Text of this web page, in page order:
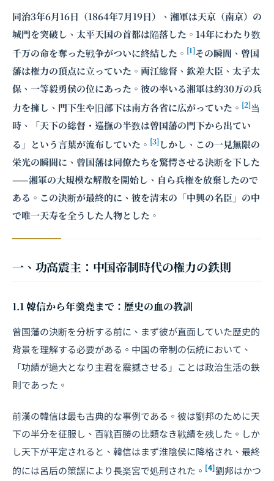
同治3年6月16日（1864年7月19日）、湘軍は天京（南京）の
城門を突破し、太平天国の首都は陥落した。14年にわたり数
千万の命を奪った戦争がついに終結した。 [1]その瞬間、曾国
藩は権力の頂点に立っていた。両江総督、欽差大臣、太子太
保、一等毅勇侯の位にあった。彼の率いる湘軍は約30万の兵
力を擁し、門下生や旧部下は南方各省に広がっていた。 [2]当
時、「天下の総督・巡撫の半数は曾国藩の門下から出てい
る」という言葉が流布していた。 [3]しかし、この一見無限の
栄光の瞬間に、曾国藩は同僚たちを驚愕させる決断を下した
——湘軍の大規模な解散を開始し、自ら兵権を放棄したので
ある。この決断が最終的に、彼を清末の「中興の名臣」の中
で唯一天寿を全うした人物とした。
一、功高震主：中国帝制時代の権力の鉄則
1.1 韓信から年羹堯まで：歴史の血の教訓
曾国藩の決断を分析する前に、まず彼が直面していた歴史的
背景を理解する必要がある。中国の帝制の伝統において、
「功績が過大となり主君を震撼させる」ことは政治生活の鉄
則であった。
前漢の韓信は最も古典的な事例である。彼は劉邦のために天
下の半分を征服し、百戦百勝の比類なき戦績を残した。しか
し天下が平定されると、韓信はまず淮陰侯に降格され、最終
的には呂后の策謀により長楽宮で処刑された。 [4]劉邦はかつ